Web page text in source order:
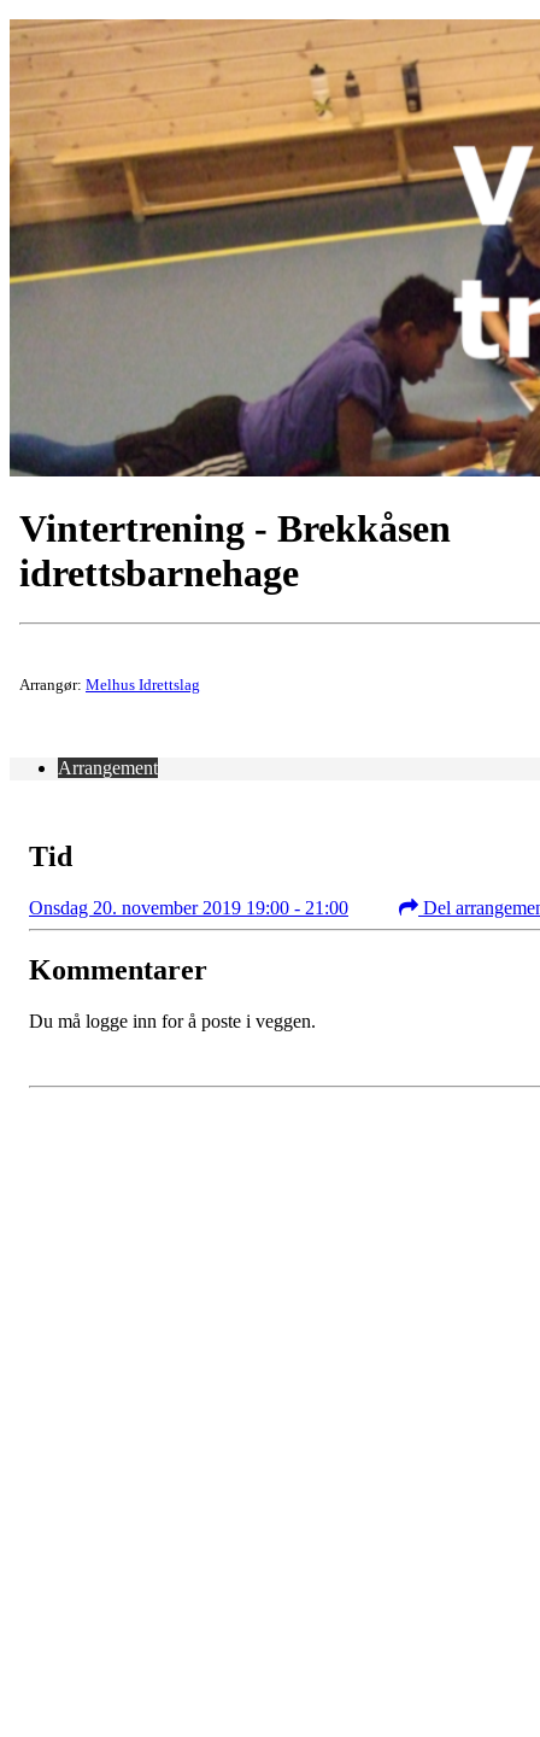
Vintertrening - Brekkåsen
idrettsbarnehage
Arrangør: Melhus Idrettslag
Arrangement
Tid
Onsdag 20. november 2019 19:00 - 21:00 Del
Kommentarer
Du må logge inn for å poste i veggen.